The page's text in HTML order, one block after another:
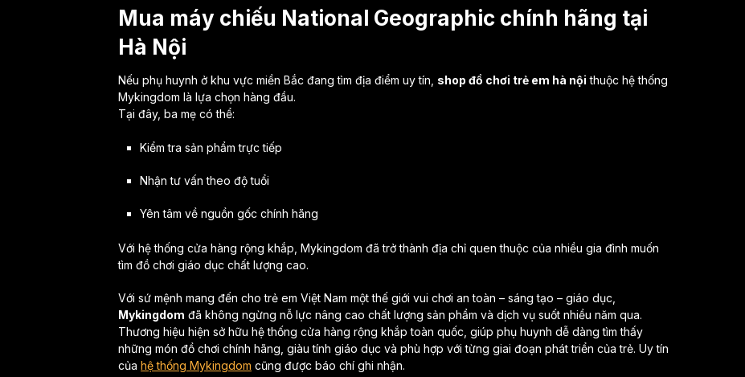
Mua máy chiếu National Geographic chính hãng tại
Hà Nội
Nếu phụ huynh ở khu vực miền Bắc đang tìm địa điểm uy tín, shop đồ chơi trẻ em hà nội thuộc hệ thống
Mykingdom là lựa chọn hàng đầu.
Tại đây, ba mẹ có thể:
Kiểm tra sản phẩm trực tiếp
Nhận tư vấn theo độ tuổi
Yên tâm về nguồn gốc chính hãng
Với hệ thống cửa hàng rộng khắp, Mykingdom đã trở thành địa chỉ quen thuộc của nhiều gia đình muốn
tìm đồ chơi giáo dục chất lượng cao.
Với sứ mệnh mang đến cho trẻ em Việt Nam một thế giới vui chơi an toàn – sáng tạo – giáo dục,
Mykingdom đã không ngừng nỗ lực nâng cao chất lượng sản phẩm và dịch vụ suốt nhiều năm qua.
Thương hiệu hiện sở hữu hệ thống cửa hàng rộng khắp toàn quốc, giúp phụ huynh dễ dàng tìm thấy
những món đồ chơi chính hãng, giàu tính giáo dục và phù hợp với từng giai đoạn phát triển của trẻ. Uy tín
của hệ thống Mykingdom cũng được báo chí ghi nhận.